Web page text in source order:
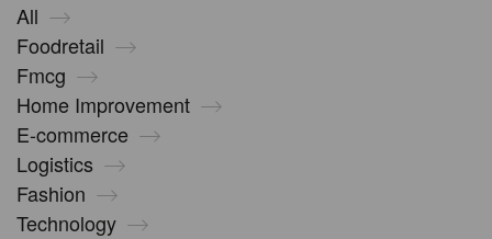
All
Foodretail
Fmcg
Home Improvement
E-commerce
Logistics
Fashion
Technology